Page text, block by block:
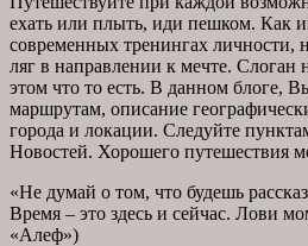
ехать или плыть, иди пешком. Как
современных тренингах личности,
ляг в направлении к мечте. Слоган
этом что то есть. В данном блоге,
маршрутам, описание
города и локации. Следуйте
Новостей. Хорошего путешествия
«Не думай о том, что будешь
Время – это здесь и сейчас. Лови
«Алеф»)